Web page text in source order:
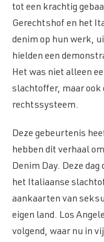
tot een krachtig
Gerechtshof en het
denim op hun werk,
hielden een
Het was niet alleen
slachtoffer, maar
rechtssysteem.
Deze gebeurtenis
hebben dit verhaal
Denim Day. Deze
het Italiaanse
aankaarten van
eigen land. Los
volgend, waar nu in